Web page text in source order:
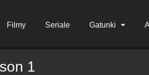
Filmy Seriale Gatunki
1